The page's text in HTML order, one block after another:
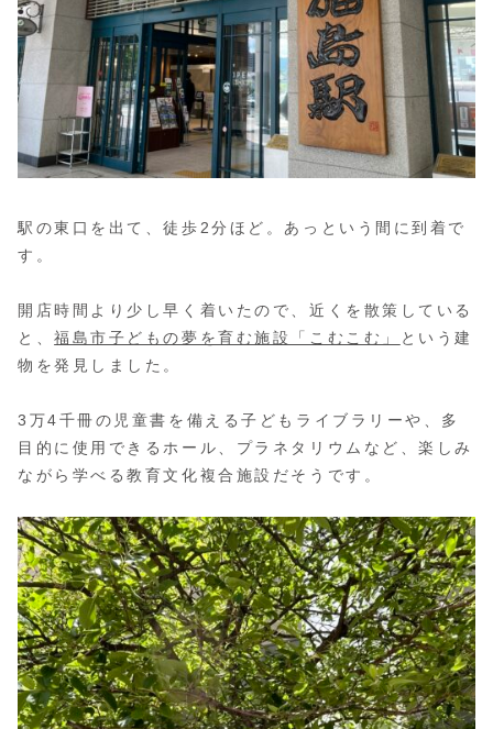
駅の東口を出て、徒歩2分ほど。あっという間に到着で
す。
開店時間より少し早く着いたので、近くを散策している
と、福島市子どもの夢を育む施設「こむこむ」
という建
物を発見しました。
3万4千冊の児童書を備える子どもライブラリーや、多
目的に使用できるホール、プラネタリウムなど、楽しみ
ながら学べる教育文化複合施設だそうです。